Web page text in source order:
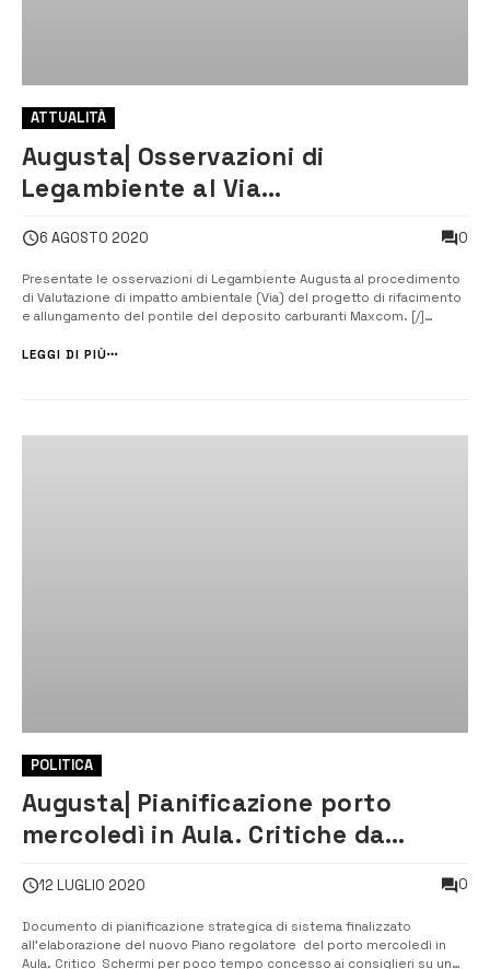
ATTUALITÀ
Augusta| Osservazioni di
Legambiente al Via
Maxcom
6 AGOSTO 2020 0
Presentate le osservazioni di Legambiente Augusta al procedimento
di Valutazione di impatto ambientale (Via) del progetto di rifacimento
e allungamento del pontile del deposito carburanti Maxcom. [/]
rifacimento e allungamento di 25 metri del pontile del deposito
LEGGI DI PIÙ
POLITICA
Augusta| Pianificazione porto
mercoledì in Aula. Critiche da
12 LUGLIO 2020 0
Documento di pianificazione strategica di sistema finalizzato
all’elaborazione del nuovo Piano regolatore del porto mercoledì in
Aula. Critico Schermi per poco tempo concesso ai consiglieri su un